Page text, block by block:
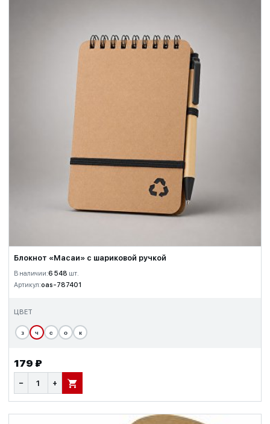
Блокнот «Масаи» с шариковой ручкой
В наличии:6 548 шт.
Артикул:oas-787401
ЦВЕТ
з ч с о к
179 ₽
− + В КОРЗИНУ